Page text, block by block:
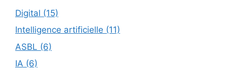
Digital (15)
Intelligence artificielle (11)
ASBL (6)
IA (6)